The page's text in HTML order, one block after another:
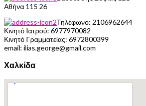
Αθήνα 115 26
Τηλέφωνο: 2106962644
Κινητό Ιατρού: 6977970082
Κινητό Γραμματείας: 6972800399
email: ilias.george@gmail.com
Χαλκίδα